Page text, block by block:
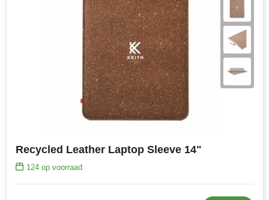
Recycled Leather Laptop Sleeve 14"
124op voorraad